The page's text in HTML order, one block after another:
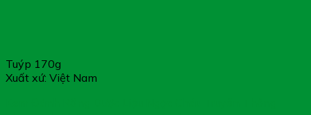
Tuýp 170g
Xuất xứ: Việt Nam